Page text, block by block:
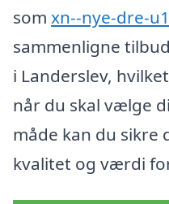
som xn--nye-dre-
sammenligne
i Landerslev,
når du skal vælge
måde kan du sikre
kvalitet og værdi